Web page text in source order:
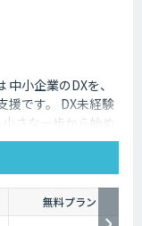
小企業のDXを、
援です。 DX未経験
さな一歩から始め
大手企業のDX支援
業のための“現実
援いたします。 私
寄り添った 『ちょ
無料プラン